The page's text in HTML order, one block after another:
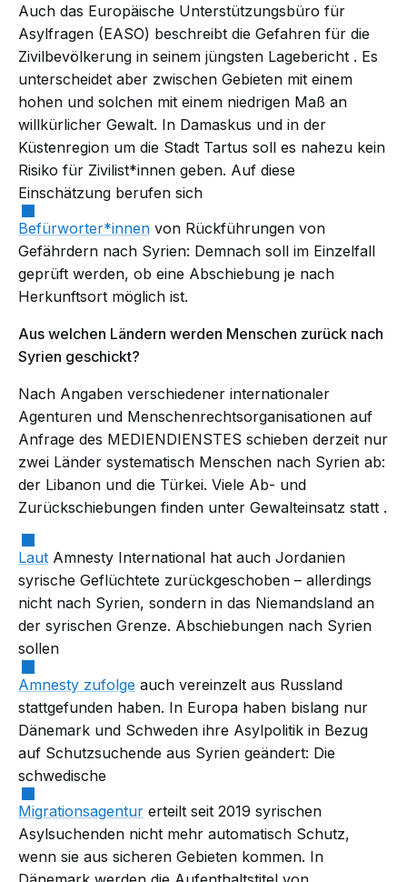
Auch das Europäische Unterstützungsbüro für
Asylfragen (EASO) beschreibt die Gefahren für die
Zivilbevölkerung in seinem jüngsten Lagebericht . Es
unterscheidet aber zwischen Gebieten mit einem
hohen und solchen mit einem niedrigen Maß an
willkürlicher Gewalt. In Damaskus und in der
Küstenregion um die Stadt Tartus soll es nahezu kein
Risiko für Zivilist*innen geben. Auf diese
Einschätzung berufen sich
Befürworter*innen von Rückführungen von
Gefährdern nach Syrien: Demnach soll im Einzelfall
geprüft werden, ob eine Abschiebung je nach
Herkunftsort möglich ist.
Aus welchen Ländern werden Menschen zurück nach
Syrien geschickt?
Nach Angaben verschiedener internationaler
Agenturen und Menschenrechtsorganisationen auf
Anfrage des MEDIENDIENSTES schieben derzeit nur
zwei Länder systematisch Menschen nach Syrien ab:
der Libanon und die Türkei. Viele Ab- und
Zurückschiebungen finden unter Gewalteinsatz statt .
Laut Amnesty International hat auch Jordanien
syrische Geflüchtete zurückgeschoben – allerdings
nicht nach Syrien, sondern in das Niemandsland an
der syrischen Grenze. Abschiebungen nach Syrien
sollen
Amnesty zufolge auch vereinzelt aus Russland
stattgefunden haben. In Europa haben bislang nur
Dänemark und Schweden ihre Asylpolitik in Bezug
auf Schutzsuchende aus Syrien geändert: Die
schwedische
Migrationsagentur erteilt seit 2019 syrischen
Asylsuchenden nicht mehr automatisch Schutz,
wenn sie aus sicheren Gebieten kommen. In